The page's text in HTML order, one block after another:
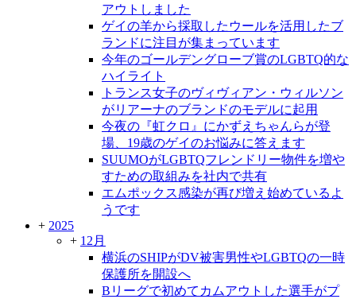
アウトしました
ゲイの羊から採取したウールを活用したブ
ランドに注目が集まっています
今年のゴールデングローブ賞のLGBTQ的な
ハイライト
トランス女子のヴィヴィアン・ウィルソン
がリアーナのブランドのモデルに起用
今夜の『虹クロ』にかずえちゃんらが登
場、19歳のゲイのお悩みに答えます
SUUMOがLGBTQフレンドリー物件を増や
すための取組みを社内で共有
エムポックス感染が再び増え始めているよ
うです
+ 2025
+ 12月
横浜のSHIPがDV被害男性やLGBTQの一時
保護所を開設へ
Bリーグで初めてカムアウトした選手がプ